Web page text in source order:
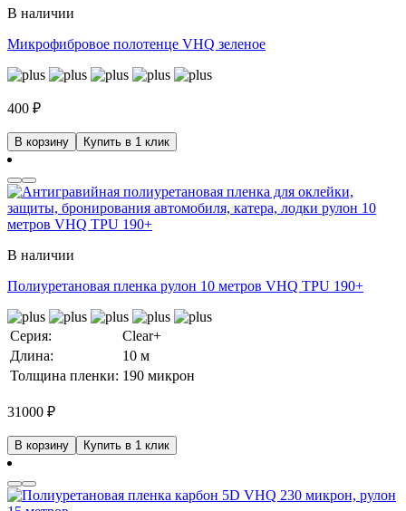
В наличии
Микрофибровое полотенце VHQ зеленое
400 ₽
В корзину Купить в 1 клик
В наличии
Полиуретановая пленка рулон 10 метров VHQ TPU 190+
Серия:
Clear+
Длина:
10 м
Толщина пленки: 190 микрон
31000 ₽
В корзину Купить в 1 клик